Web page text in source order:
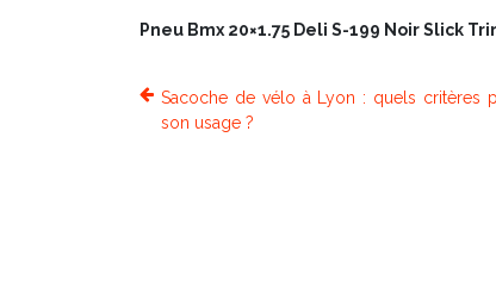
Pneu Bmx 20×1.75 Deli S-199 Noir Slick
Sacoche de vélo à Lyon : quels critères
son usage ?